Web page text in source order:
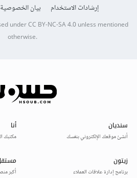
إرشادات الاستخدام
بيان الخصوصية
underCC BY-NC-SA 4.0unless mentioned
otherwise.